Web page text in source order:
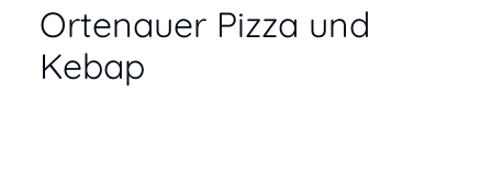
Ortenauer Pizza und
Kebap